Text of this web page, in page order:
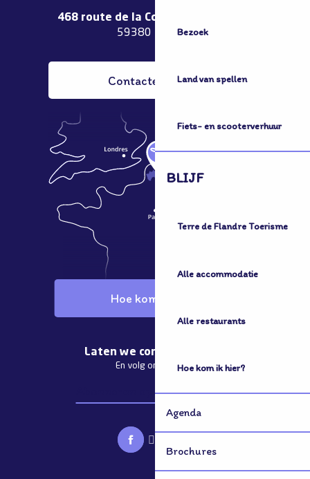
Bezoek
Land van spellen
Fiets- en scooterverhuur
BLIJF
Terre de Flandre Toerisme
Alle accommodatie
Alle restaurants
Hoe kom ik hier?
Agenda
Brochures
468 route de la Couronne de Bierne
59380 Bergues
Contacteer ons
Hoe kom ik hier?
Laten we contact houden
En volg ons nieuws
Abonneren op de nieuwsbrief